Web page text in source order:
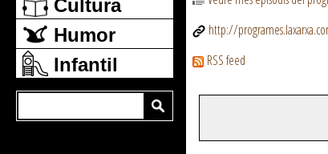
Cultura
Humor
Infantil
http://
RSS feed